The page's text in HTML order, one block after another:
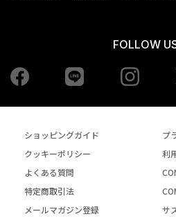
FOLLOW
Facebook
ショッピングガイド
プ
クッキーポリシー
利
よくある質問
特定商取引法
メールマガジン登録
サ